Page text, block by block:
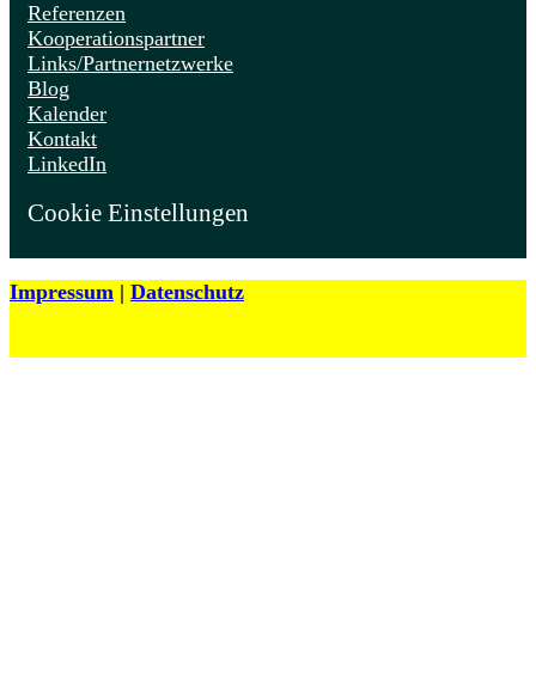
Referenzen
Kooperationspartner
Links/Partnernetzwerke
Blog
Kalender
Kontakt
LinkedIn
Cookie Einstellungen
Impressum | Datenschutz